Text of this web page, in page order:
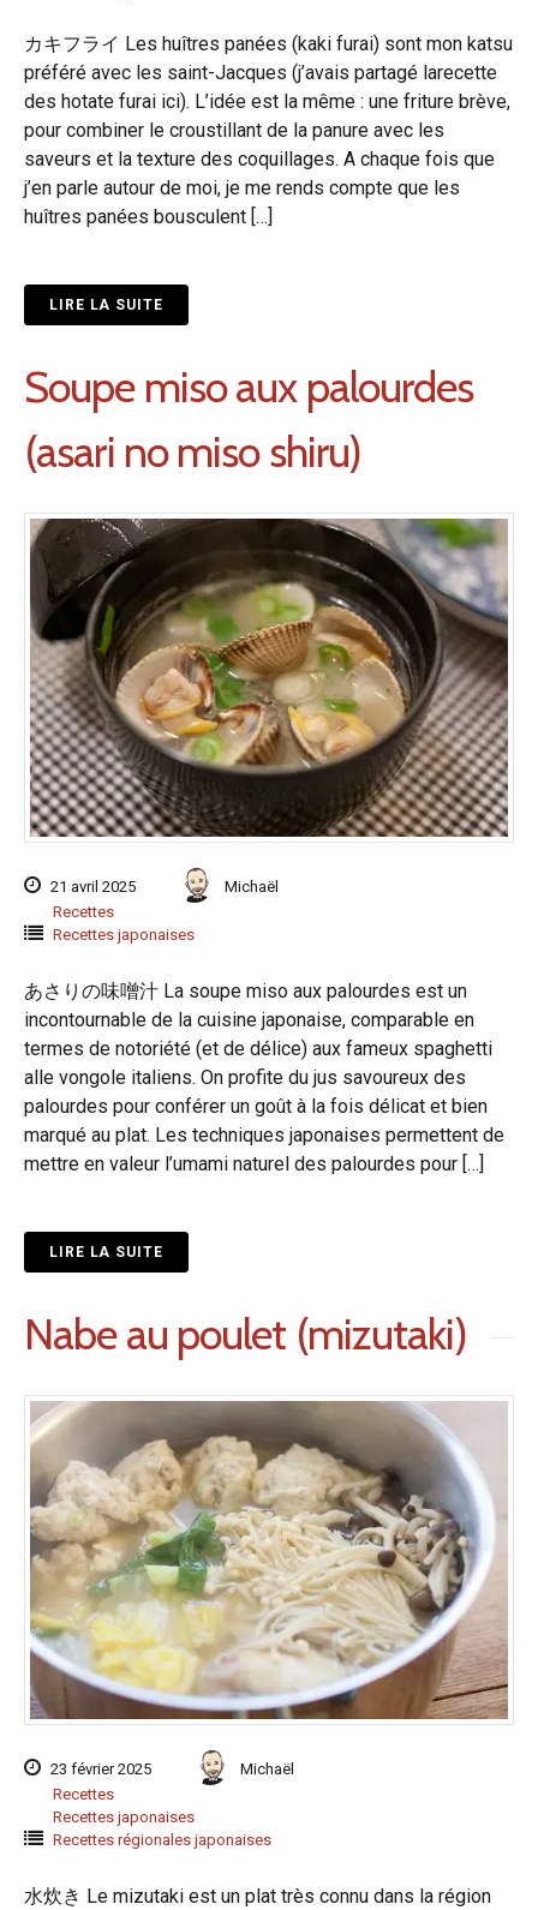
カキフライ Les huîtres panées (kaki furai) sont mon katsu
préféré avec les saint-Jacques (j’avais partagé larecette
des hotate furai ici). L’idée est la même : une friture brève,
pour combiner le croustillant de la panure avec les
saveurs et la texture des coquillages. A chaque fois que
j’en parle autour de moi, je me rends compte que les
huîtres panées bousculent […]
LIRE LA SUITE
Soupe miso aux palourdes
(asari no miso shiru)
21 avril 2025
Michaël
Recettes
Recettes japonaises
あさりの味噌汁 La soupe miso aux palourdes est un
incontournable de la cuisine japonaise, comparable en
termes de notoriété (et de délice) aux fameux spaghetti
alle vongole italiens. On profite du jus savoureux des
palourdes pour conférer un goût à la fois délicat et bien
marqué au plat. Les techniques japonaises permettent de
mettre en valeur l’umami naturel des palourdes pour […]
LIRE LA SUITE
Nabe au poulet (mizutaki)
23 février 2025
Michaël
Recettes
Recettes japonaises
Recettes régionales japonaises
水炊き Le mizutaki est un plat très connu dans la région